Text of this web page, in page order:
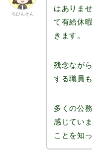
ろびんそん
はありま
て有給休
きます。
残念なが
する職員
多くの公
感じてい
ことを知